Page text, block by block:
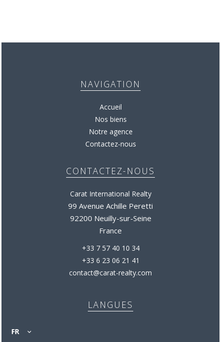
NAVIGATION
Accueil
Nos biens
Notre agence
Contactez-nous
CONTACTEZ-NOUS
Carat International Realty
99 Avenue Achille Peretti
92200 Neuilly-sur-Seine
France
+33 7 57 40 10 34
+33 6 23 06 21 41
contact@carat-realty.com
LANGUES
FR